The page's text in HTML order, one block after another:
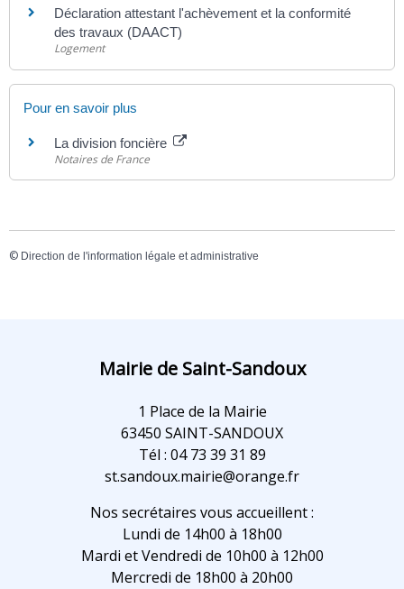
Déclaration attestant l'achèvement et la conformité
des travaux (DAACT)
Logement
Pour en savoir plus
La division foncière
Notaires de France
© Direction de l'information légale et administrative
Mairie de Saint-Sandoux
1 Place de la Mairie
63450 SAINT-SANDOUX
Tél : 04 73 39 31 89
st.sandoux.mairie@orange.fr
Nos secrétaires vous accueillent :
Lundi de 14h00 à 18h00
Mardi et Vendredi de 10h00 à 12h00
Mercredi de 18h00 à 20h00